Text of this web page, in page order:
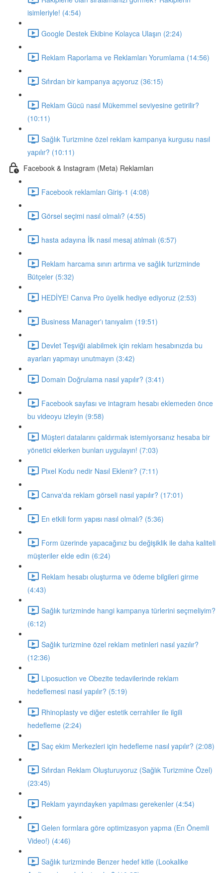
isimleriyle! (4:54)
Google Destek Ekibine Kolayca Ulaşın (2:24)
Reklam Raporlama ve Reklamları Yorumlama (14:56)
Sıfırdan bir kampanya açıyoruz (36:15)
Reklam Gücü nasıl Mükemmel seviyesine getirilir?
(10:11)
Sağlık Turizmine özel reklam kampanya kurgusu nasıl
yapılır? (10:11)
Facebook & Instagram (Meta) Reklamları
Facebook reklamları Giriş-1 (4:08)
Görsel seçimi nasıl olmalı? (4:55)
hasta adayına İlk nasıl mesaj atılmalı (6:57)
Reklam harcama sınırı artırma ve sağlık turizminde
Bütçeler (5:32)
HEDİYE! Canva Pro üyelik hediye ediyoruz (2:53)
Business Manager'ı tanıyalım (19:51)
Devlet Teşviği alabilmek için reklam hesabınızda bu
ayarları yapmayı unutmayın (3:42)
Domain Doğrulama nasıl yapılır? (3:41)
Facebook sayfası ve intagram hesabı eklemeden önce
bu videoyu izleyin (9:58)
Müşteri datalarını çaldırmak istemiyorsanız hesaba bir
yönetici eklerken bunları uygulayın! (7:03)
Pixel Kodu nedir Nasıl Eklenir? (7:11)
Canva'da reklam görseli nasıl yapılır? (17:01)
En etkili form yapısı nasıl olmalı? (5:36)
Form üzerinde yapacağınız bu değişiklik ile daha kaliteli
müşteriler elde edin (6:24)
Reklam hesabı oluşturma ve ödeme bilgileri girme
(4:43)
Sağlık turizminde hangi kampanya türlerini seçmeliyim?
(6:12)
Sağlık turizmine özel reklam metinleri nasıl yazılır?
(12:36)
Liposuction ve Obezite tedavilerinde reklam
hedeflemesi nasıl yapılır? (5:19)
Rhinoplasty ve diğer estetik cerrahiler ile ilgili
hedefleme (2:24)
Saç ekim Merkezleri için hedefleme nasıl yapılır? (2:08)
Sıfırdan Reklam Oluşturuyoruz (Sağlık Turizmine Özel)
(23:45)
Reklam yayındayken yapılması gerekenler (4:54)
Gelen formlara göre optimizasyon yapma (En Önemli
Video!) (4:46)
Sağlık turizminde Benzer hedef kitle (Lookalike